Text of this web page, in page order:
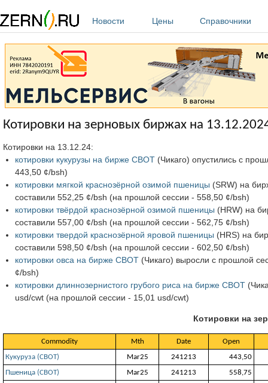
Новости
Цены Справочники
Котировки на зерновых биржах на
Котировки на 13.12.24:
котировки кукурузы на бирже CBOT(Чикаго) опустились с
443,50 ¢/bsh)
котировки мягкой краснозёрной озимой пшеницы (SRW) на
составили 552,25 ¢/bsh (на прошлой сессии - 558,50 ¢/bsh)
котировки твёрдой краснозёрной озимой пшеницы (HRW) на
составили 557,00 ¢/bsh (на прошлой сессии - 562,75 ¢/bsh)
котировки твердой краснозёрной яровой пшеницы (HRS) на
составили 598,50 ¢/bsh (на прошлой сессии - 602,50 ¢/bsh)
котировки овса на бирже CBOT(Чикаго) выросли с прошлой
¢/bsh)
котировки длиннозернистого грубого риса на бирже CBOT
usd/cwt (на прошлой сессии - 15,01 usd/cwt)
Котировки на
Commodity Mth Date
Open
Кукуруза (СВОТ)
Mar25 241213
443,50
Пшеница (СВОТ)
Mar25 241213
558,75